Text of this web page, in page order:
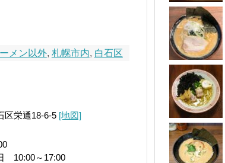
メン以外, 札幌市内, 白石区
区栄通18-6-5 [地図]
10:00～17:00